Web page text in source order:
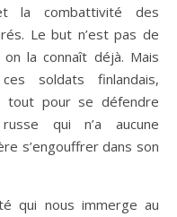
la combattivité des
Le but n’est pas de
la connaît déjà. Mais
soldats finlandais,
tout pour se défendre
qui n’a aucune
s’engouffrer dans son
qui nous immerge au